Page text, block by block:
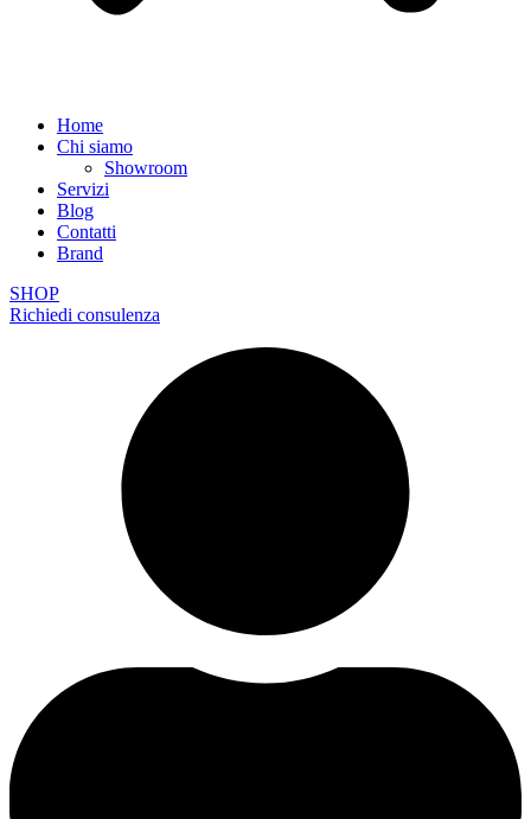
Home
Chi siamo
Showroom
Servizi
Blog
Contatti
Brand
SHOP
Richiedi consulenza